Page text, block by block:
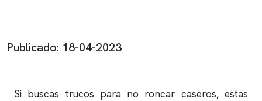
Publicado: 18-04-2023
Si buscas trucos para no roncar caseros, estas